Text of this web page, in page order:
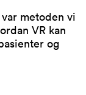
metoden vi
VR kan
og